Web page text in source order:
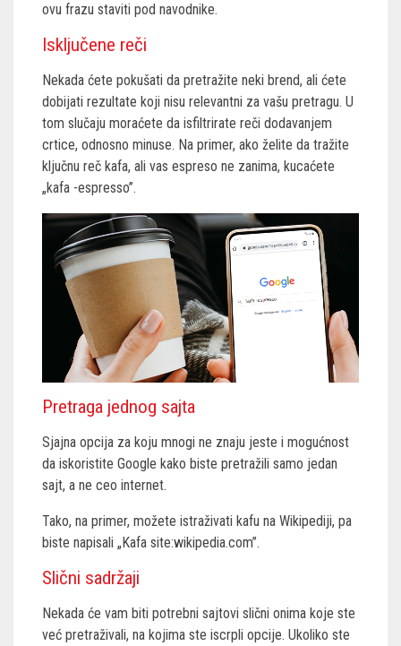
ovu frazu staviti pod navodnike.
Isključene reči
Nekada ćete pokušati da pretražite neki brend, ali ćete
dobijati rezultate koji nisu relevantni za vašu pretragu. U
tom slučaju moraćete da isfiltrirate reči dodavanjem
crtice, odnosno minuse. Na primer, ako želite da tražite
ključnu reč kafa, ali vas espreso ne zanima, kucaćete
„kafa -espresso”.
Pretraga jednog sajta
Sjajna opcija za koju mnogi ne znaju jeste i mogućnost
da iskoristite Google kako biste pretražili samo jedan
sajt, a ne ceo internet.
Tako, na primer, možete istraživati kafu na Wikipediji, pa
biste napisali „Kafa site:wikipedia.com”.
Slični sadržaji
Nekada će vam biti potrebni sajtovi slični onima koje ste
već pretraživali, na kojima ste iscrpli opcije. Ukoliko ste